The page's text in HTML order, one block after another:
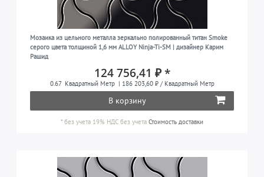
Мозаика из цельного металла зеркально полированный титан Smoke
серого цвета толщиной 1,6 мм ALLOY Ninja-Ti-SM | дизайнер Карим
Рашид
124 756,41 ₽ *
0.67 Квадратный Метр | 186 203,60 ₽ / Квадратный Метр
В корзину
*без учета 19% НДС без учета Стоимость доставки